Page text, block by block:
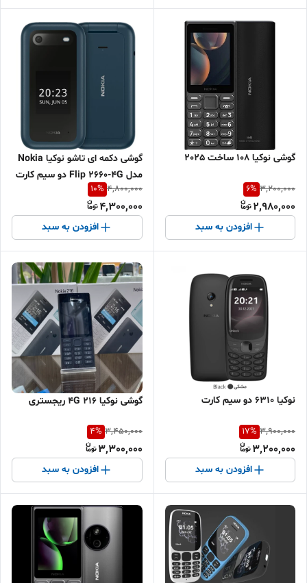
گوشی نوکیا 108 ساخت 2025
3,200,000
6%
2,980,000
افزودن به سبد
گوشی دکمه ای تاشو نوکیا Nokia
مدل Flip 2660-4G دو سیم کارت
4,800,000
10%
4,300,000
افزودن به سبد
نوکیا 6310 دو سیم کارت
3,900,000
17%
3,200,000
افزودن به سبد
گوشی نوکیا 216 4G ریجستری
3,450,000
4%
3,300,000
افزودن به سبد